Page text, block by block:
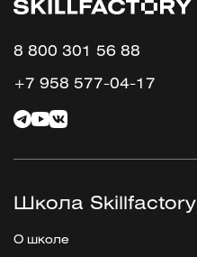
8 800 301 56 88
+7 958 577-04-17
Школа Skillfactory
О школе